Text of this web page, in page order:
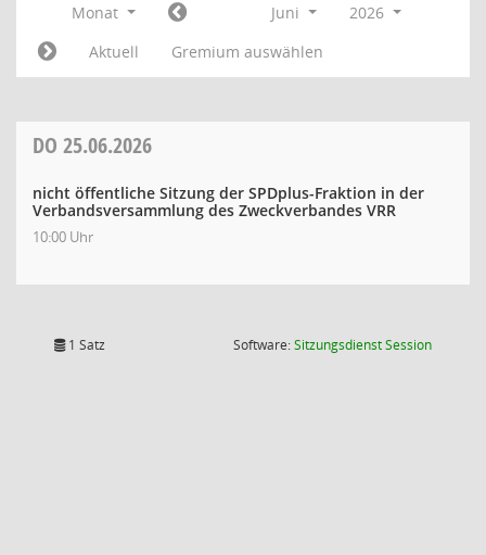
Monat Juni
2026
Aktuell
Gremium auswählen
DO 25.06.2026
nicht öffentliche Sitzung der SPDplus-Fraktion in der
Verbandsversammlung des Zweckverbandes VRR
10:00 Uhr
1 Satz Software:SitzungsdienstSession(Wird in